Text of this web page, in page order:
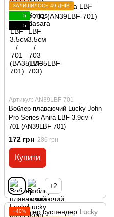
ЗАЛИШИЛОСЬ 49 ДНІВ
5
5
Артикул: AN39LBF-701
Воблер плаваючий Lucky John
Pro Series Anira LBF 3.9см /
701 (AN39LBF-701)
172 грн 286 грн
Купити
+2
−40%